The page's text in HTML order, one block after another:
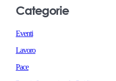
Categorie
Eventi
Lavoro
Pace